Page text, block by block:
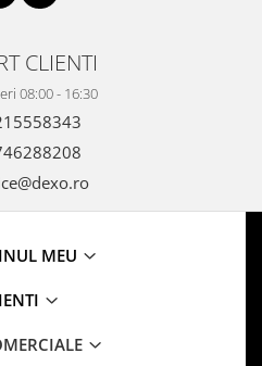
CLIENTI
08:00 - 16:30
MEU